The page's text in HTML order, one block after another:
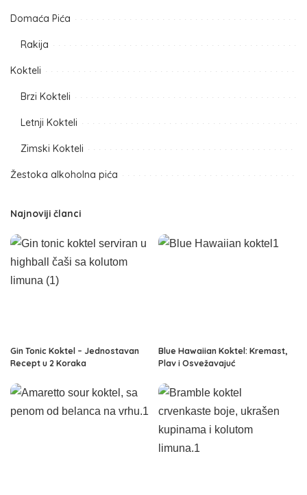
Domaća Pića
Rakija
Kokteli
Brzi Kokteli
Letnji Kokteli
Zimski Kokteli
Žestoka alkoholna pića
Najnoviji članci
Gin Tonic Koktel – Jednostavan
Recept u 2 Koraka
Blue Hawaiian Koktel: Kremast,
Plav i Osvežavajuć